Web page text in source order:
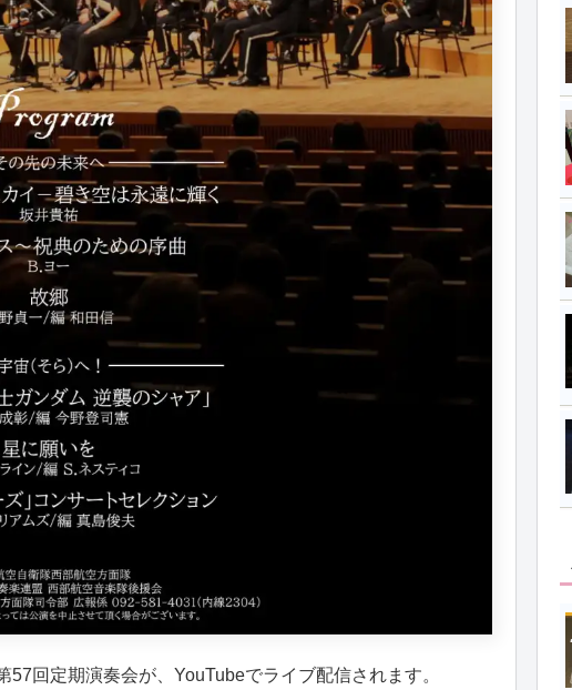
回定期演奏会が、YouTubeでライブ配信されます。